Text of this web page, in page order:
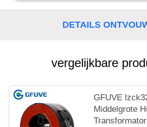
DETAILS
vergelijkbare
GFUVE
Middelgrote